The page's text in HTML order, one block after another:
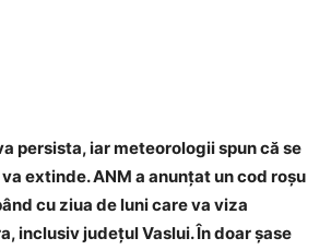
persista, iar meteorologii spun că se
extinde. ANM a anunțat un cod roșu
cu ziua de luni care va viza
inclusiv județul Vaslui. În doar șase